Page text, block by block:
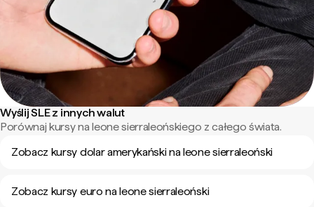
Wyślij SLE z innych walut
Porównaj kursy na leone sierraleońskiego z całego świata.
Zobacz kursy dolar amerykański na leone sierraleoński
Zobacz kursy euro na leone sierraleoński